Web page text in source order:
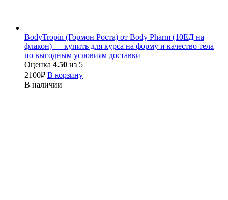
BodyTropin (Гормон Роста) от Body Pharm (10ЕД на
флакон) — купить для курса на форму и качество тела
по выгодным условиям доставки
Оценка 4.50 из 5
2100₽ В корзину
В наличии